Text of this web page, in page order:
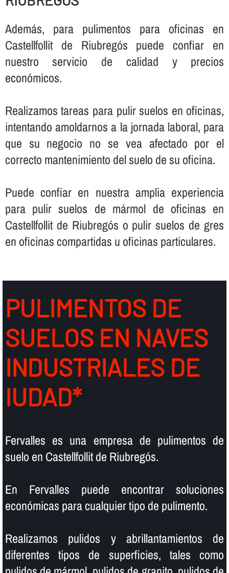
Además, para pulimentos para oficinas en
Castellfollit de Riubregós puede confiar en
nuestro servicio de calidad y precios
económicos.
Realizamos tareas para pulir suelos en oficinas,
intentando amoldarnos a la jornada laboral, para
que su negocio no se vea afectado por el
correcto mantenimiento del suelo de su oficina.
Puede confiar en nuestra amplia experiencia
para pulir suelos de mármol de oficinas en
Castellfollit de Riubregós o pulir suelos de gres
en oficinas compartidas u oficinas particulares.
PULIMENTOS DE
SUELOS EN NAVES
INDUSTRIALES DE
IUDAD*
Fervalles es una empresa de pulimentos de
suelo en Castellfollit de Riubregós.
En Fervalles puede encontrar soluciones
económicas para cualquier tipo de pulimento.
Realizamos pulidos y abrillantamientos de
diferentes tipos de superficies, tales como